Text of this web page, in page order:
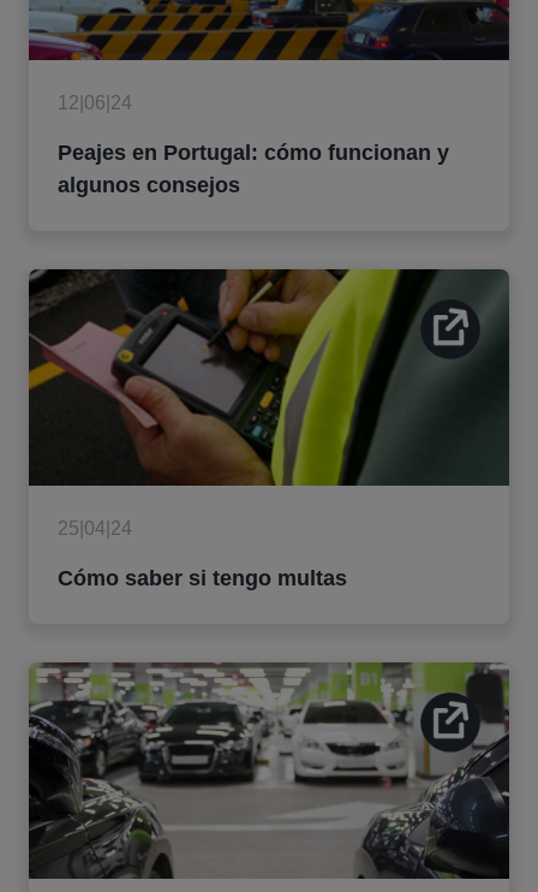
12|06|24
Peajes en Portugal: cómo funcionan y
algunos consejos
25|04|24
Cómo saber si tengo multas